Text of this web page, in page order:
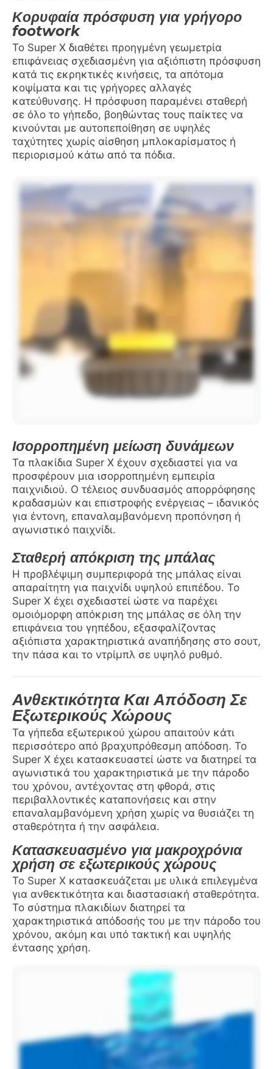
Κορυφαία πρόσφυση για γρήγορο
footwork
Το Super X διαθέτει προηγμένη γεωμετρία
επιφάνειας σχεδιασμένη για αξιόπιστη πρόσφυση
κατά τις εκρηκτικές κινήσεις, τα απότομα
κοψίματα και τις γρήγορες αλλαγές
κατεύθυνσης. Η πρόσφυση παραμένει σταθερή
σε όλο το γήπεδο, βοηθώντας τους παίκτες να
κινούνται με αυτοπεποίθηση σε υψηλές
ταχύτητες χωρίς αίσθηση μπλοκαρίσματος ή
περιορισμού κάτω από τα πόδια.
Ισορροπημένη μείωση δυνάμεων
Τα πλακίδια Super X έχουν σχεδιαστεί για να
προσφέρουν μια ισορροπημένη εμπειρία
παιχνιδιού. Ο τέλειος συνδυασμός απορρόφησης
κραδασμών και επιστροφής ενέργειας – ιδανικός
για έντονη, επαναλαμβανόμενη προπόνηση ή
αγωνιστικό παιχνίδι.
Σταθερή απόκριση της μπάλας
Η προβλέψιμη συμπεριφορά της μπάλας είναι
απαραίτητη για παιχνίδι υψηλού επιπέδου. Το
Super X έχει σχεδιαστεί ώστε να παρέχει
ομοιόμορφη απόκριση της μπάλας σε όλη την
επιφάνεια του γηπέδου, εξασφαλίζοντας
αξιόπιστα χαρακτηριστικά αναπήδησης στο σουτ,
την πάσα και το ντρίμπλ σε υψηλό ρυθμό.
Ανθεκτικότητα Και Απόδοση Σε
Εξωτερικούς Χώρους
Τα γήπεδα εξωτερικού χώρου απαιτούν κάτι
περισσότερο από βραχυπρόθεσμη απόδοση. Το
Super X έχει κατασκευαστεί ώστε να διατηρεί τα
αγωνιστικά του χαρακτηριστικά με την πάροδο
του χρόνου, αντέχοντας στη φθορά, στις
περιβαλλοντικές καταπονήσεις και στην
επαναλαμβανόμενη χρήση χωρίς να θυσιάζει τη
σταθερότητα ή την ασφάλεια.
Κατασκευασμένο για μακροχρόνια
χρήση σε εξωτερικούς χώρους
Το Super X κατασκευάζεται με υλικά επιλεγμένα
για ανθεκτικότητα και διαστασιακή σταθερότητα.
Το σύστημα πλακιδίων διατηρεί τα
χαρακτηριστικά απόδοσής του με την πάροδο του
χρόνου, ακόμη και υπό τακτική και υψηλής
έντασης χρήση.